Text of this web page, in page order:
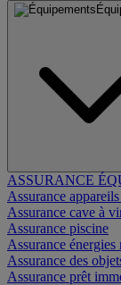
ASSURANCE
Assurance
Assurance cave à
Assurance piscine
Assurance énergies
Assurance des
Assurance prêt